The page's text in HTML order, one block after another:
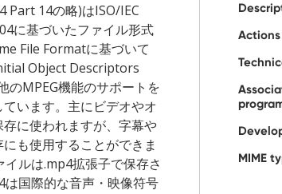
Part 14の略)はISO/IEC
に基づいたファイル形式
File Formatに基づいて
Object Descriptors
のMPEG機能のサポートを
います。主にビデオやオ
に使われますが、字幕や
も使用することができま
ルは.mp4拡張子で保存さ
は国際的な音声・映像符号
Actions
MIME